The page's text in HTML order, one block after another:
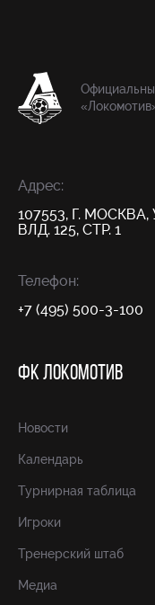
Адрес:
107553, Г.
ВЛД. 125, СТР. 1
Телефон:
+7 (495) 500-3-100
ФК ЛОКОМОТИВ
Новости
Календарь
Турнирная таблица
Игроки
Тренерский штаб
Медиа